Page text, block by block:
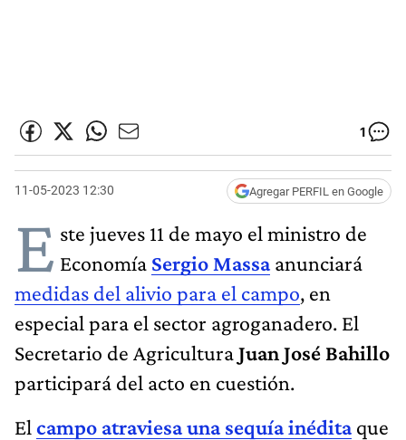
1
11-05-2023 12:30 Agregar PERFIL en Google
E ste jueves 11 de mayo el ministro de
Economía Sergio Massaanunciará
medidas del alivio para el campo, en
especial para el sector agroganadero. El
Secretario de AgriculturaJuan José Bahillo
participará del acto en cuestión.
El campo atraviesa una sequía inéditaque